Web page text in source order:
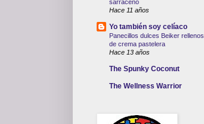
sarraceno
Hace 11 años
Yo también soy celíaco
Panecillos dulces Beiker rellenos
de crema pastelera
Hace 13 años
The Spunky Coconut
The Wellness Warrior